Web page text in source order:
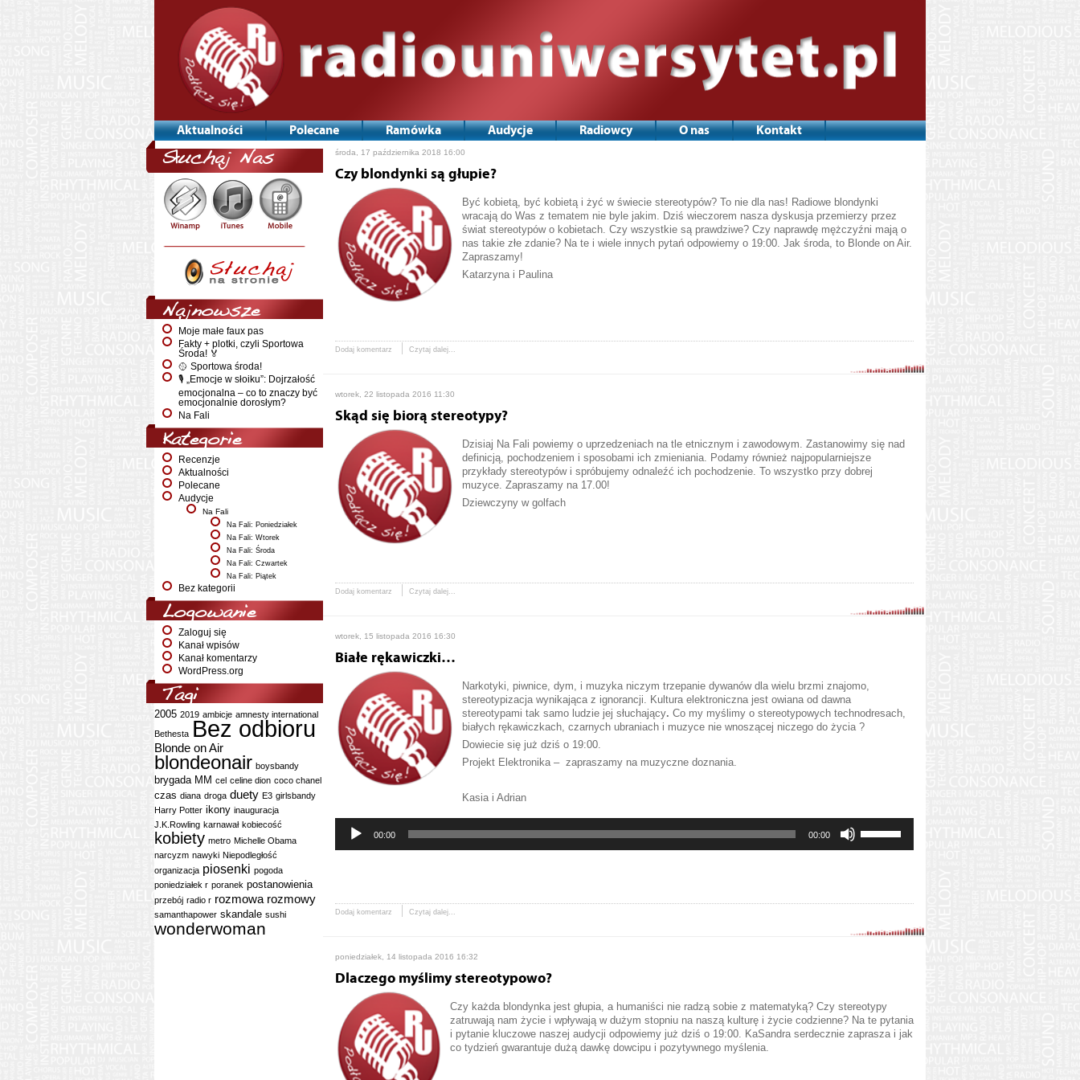
Aktualności Polecane Ramówka Audycje Radiowcy O nas Kontakt
Słuchaj Nas
Najnowsze
Moje małe faux pas
Fakty + plotki, czyli Sportowa
Środa! 🏅
🥎 Sportowa środa!
🎙️ „Emocje w słoiku”: Dojrzałość
emocjonalna – co to znaczy być
emocjonalnie dorosłym?
Na Fali
Kategorie
Recenzje
Aktualności
Polecane
Audycje
Na Fali
Na Fali: Poniedziałek
Na Fali: Wtorek
Na Fali: Środa
Na Fali: Czwartek
Na Fali: Piątek
Bez kategorii
Logowanie
Zaloguj się
Kanał wpisów
Kanał komentarzy
WordPress.org
Tagi
2005 2019 ambicje amnesty international
Bethesta Bez odbioru
Blonde on Air
blondeonair boysbandy
brygada MM cel celine dion coco chanel
czas diana droga duety E3 girlsbandy
Harry Potter ikony inauguracja
J.K.Rowling karnawał kobiecość
kobiety metro Michelle Obama
narcyzm nawyki Niepodległość
organizacja piosenki pogoda
poniedziałek r poranek postanowienia
przebój radio r rozmowa rozmowy
samanthapower skandale sushi
wonderwoman
środa, 17 października 2018 16:00
Czy blondynki są głupie?
Być kobietą, być kobietą i żyć w świecie stereotypów? To nie dla nas! Radiowe blondynki
wracają do Was z tematem nie byle jakim. Dziś wieczorem nasza dyskusja przemierzy przez
świat stereotypów o kobietach. Czy wszystkie są prawdziwe? Czy naprawdę mężczyźni mają o
nas takie złe zdanie? Na te i wiele innych pytań odpowiemy o 19:00. Jak środa, to Blonde on Air.
Zapraszamy!
Katarzyna i Paulina
Dodaj komentarz Czytaj dalej...
wtorek, 22 listopada 2016 11:30
Skąd się biorą stereotypy?
Dzisiaj Na Fali powiemy o uprzedzeniach na tle etnicznym i zawodowym. Zastanowimy się nad
definicją, pochodzeniem i sposobami ich zmieniania. Podamy również najpopularniejsze
przykłady stereotypów i spróbujemy odnaleźć ich pochodzenie. To wszystko przy dobrej
muzyce. Zapraszamy na 17.00!
Dziewczyny w golfach
Dodaj komentarz Czytaj dalej...
wtorek, 15 listopada 2016 16:30
Białe rękawiczki…
Narkotyki, piwnice, dym, i muzyka niczym trzepanie dywanów dla wielu brzmi znajomo,
stereotypizacja wynikająca z ignorancji. Kultura elektroniczna jest owiana od dawna
stereotypami tak samo ludzie jej słuchający. Co my myślimy o stereotypowych technodresach,
białych rękawiczkach, czarnych ubraniach i muzyce nie wnoszącej niczego do życia ?
Dowiecie się już dziś o 19:00.
Projekt Elektronika – zapraszamy na muzyczne doznania.
Kasia i Adrian
plików
dźwiękowych
00:00 00:00
strzałek
do
dołu
zwiększyć
Dodaj komentarz Czytaj dalej...
poniedziałek, 14 listopada 2016 16:32
Dlaczego myślimy stereotypowo?
Czy każda blondynka jest głupia, a humaniści nie radzą sobie z matematyką? Czy stereotypy
zatruwają nam życie i wpływają w dużym stopniu na naszą kulturę i życie codzienne? Na te pytania
i pytanie kluczowe naszej audycji odpowiemy już dziś o 19:00. KaSandra serdecznie zaprasza i jak
co tydzień gwarantuje dużą dawkę dowcipu i pozytywnego myślenia.